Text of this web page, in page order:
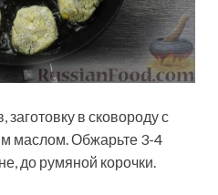
в сковороду с
маслом. Обжарьте 3-4
до румяной корочки.